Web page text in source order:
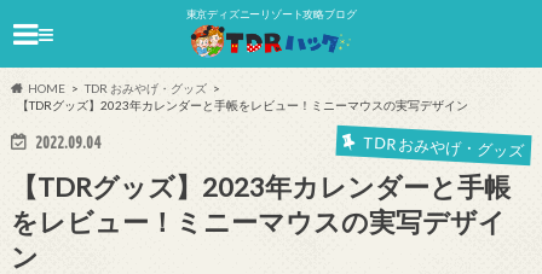
東京ディズニーリゾート攻略ブログ
≡
HOME
TDR おみやげ・グッズ
【TDRグッズ】2023年カレンダーと手帳をレビュー！ミニーマウスの実写デザイン
2022.09.04 TDR おみやげ・グッズ
【TDRグッズ】2023年カレンダーと手帳
をレビュー！ミニーマウスの実写デザイ
ン